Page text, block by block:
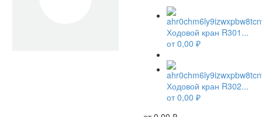
Ходовой кран R301...
от0,00 ₽
Ходовой кран R302...
от0,00 ₽